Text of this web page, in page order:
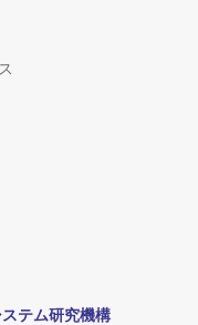
テム研究機構